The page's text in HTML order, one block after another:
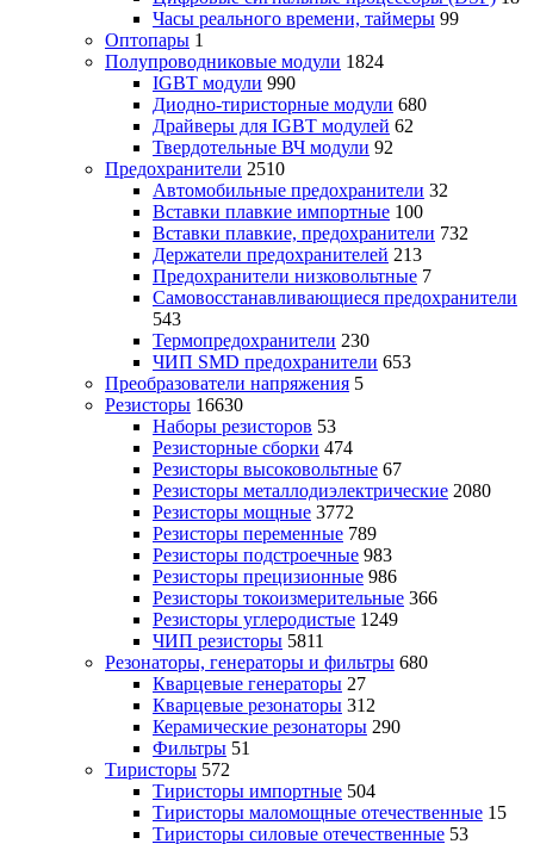
Часы реального времени, таймеры 99
Оптопары 1
Полупроводниковые модули 1824
IGBT модули 990
Диодно-тиристорные модули 680
Драйверы для IGBT модулей 62
Твердотельные ВЧ модули 92
Предохранители 2510
Автомобильные предохранители 32
Вставки плавкие импортные 100
Вставки плавкие, предохранители 732
Держатели предохранителей 213
Предохранители низковольтные 7
Самовосстанавливающиеся предохранители
543
Термопредохранители 230
ЧИП SMD предохранители 653
Преобразователи напряжения 5
Резисторы 16630
Наборы резисторов 53
Резисторные сборки 474
Резисторы высоковольтные 67
Резисторы металлодиэлектрические 2080
Резисторы мощные 3772
Резисторы переменные 789
Резисторы подстроечные 983
Резисторы прецизионные 986
Резисторы токоизмерительные 366
Резисторы углеродистые 1249
ЧИП резисторы 5811
Резонаторы, генераторы и фильтры 680
Кварцевые генераторы 27
Кварцевые резонаторы 312
Керамические резонаторы 290
Фильтры 51
Тиристоры 572
Тиристоры импортные 504
Тиристоры маломощные отечественные 15
Тиристоры силовые отечественные 53